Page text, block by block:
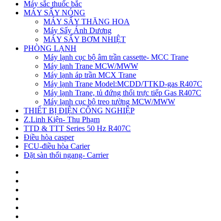
Máy sắc thuốc bắc
MÁY SẤY NÓNG
MÁY SẤY THĂNG HOA
Máy Sấy Ánh Dương
MÁY SẤY BƠM NHIỆT
PHÒNG LẠNH
Máy lạnh cục bộ âm trần cassette- MCC Trane
Máy lạnh Trane MCW/MWW
Máy lạnh áp trần MCX Trane
Máy lạnh Trane Model:MCDD/TTKD-gas R407C
Máy lạnh Trane, tủ đứng thổi trực tiếp Gas R407C
Máy lạnh cục bộ treo tường MCW/MWW
THIẾT BỊ ĐIỆN CÔNG NGHIỆP
Z.Linh Kiện- Thu Phạm
TTD & TTT Series 50 Hz R407C
Điều hòa casper
FCU-điều hòa Carier
Đặt sàn thổi ngang- Carrier